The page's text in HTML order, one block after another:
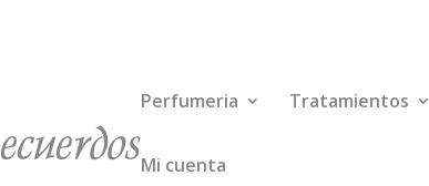
Perfumeria Tratamientos
Mi cuenta